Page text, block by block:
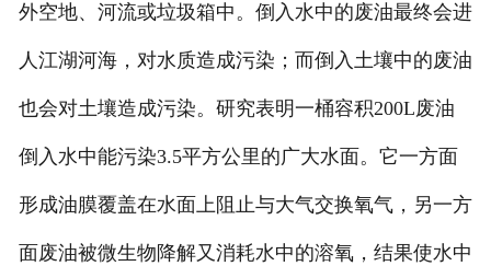
外空地、河流或垃圾箱中。倒入水中的废油最终会进
人江湖河海，对水质造成污染；而倒入土壤中的废油
也会对土壤造成污染。研究表明一桶容积200L废油
倒入水中能污染3.5平方公里的广大水面。它一方面
形成油膜覆盖在水面上阻止与大气交换氧气，另一方
面废油被微生物降解又消耗水中的溶氧，结果使水中